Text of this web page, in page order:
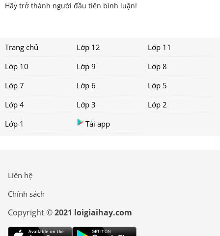
Hãy trở thành người đầu tiên bình luận!
Trang chủ Lớp 12
Lớp 11
Lớp 10
Lớp 9
Lớp 8
Lớp 7
Lớp 6
Lớp 5
Lớp 4
Lớp 3
Lớp 2
Lớp 1
Tải app
Liên hệ
Chính sách
Copyright ©2021 loigiaihay.com